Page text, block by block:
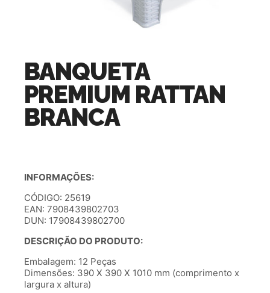
BANQUETA
PREMIUM RATTAN
BRANCA
INFORMAÇÕES:
CÓDIGO: 25619
EAN: 7908439802703
DUN: 17908439802700
DESCRIÇÃO DO PRODUTO:
Embalagem: 12 Peças
Dimensões: 390 X 390 X 1010 mm (comprimento x
largura x altura)